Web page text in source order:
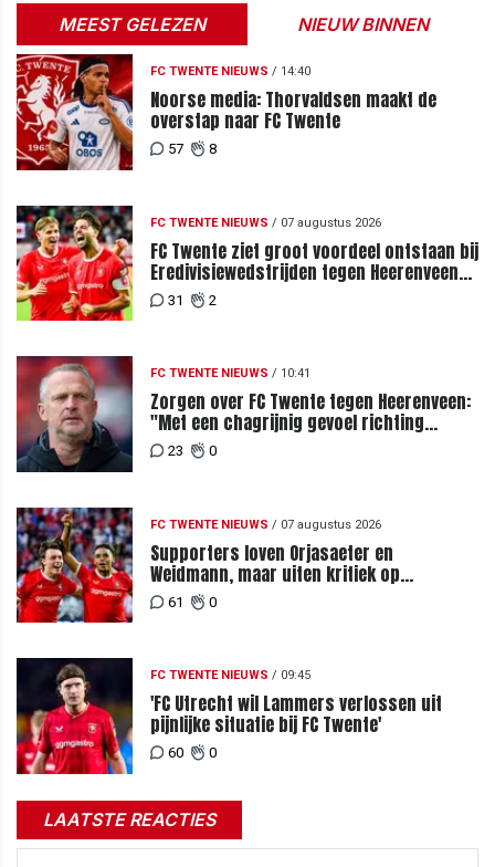
MEEST GELEZEN NIEUW BINNEN
FC TWENTE NIEUWS / 14:40
Noorse media: Thorvaldsen maakt de
overstap naar FC Twente
57 8
FC TWENTE NIEUWS / 07 augustus 2026
FC Twente ziet groot voordeel ontstaan bij
Eredivisiewedstrijden tegen Heerenveen
en PEC Zwolle
31 2
FC TWENTE NIEUWS / 10:41
Zorgen over FC Twente tegen Heerenveen:
"Met een chagrijnig gevoel richting
Slowakije"
23 0
FC TWENTE NIEUWS / 07 augustus 2026
Supporters loven Orjasaeter en
Weidmann, maar uiten kritiek op
Weghorst na ruime zege op FC DAC
61 0
FC TWENTE NIEUWS / 09:45
'FC Utrecht wil Lammers verlossen uit
pijnlijke situatie bij FC Twente'
60 0
LAATSTE REACTIES